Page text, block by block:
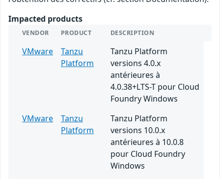
Impacted products
VENDOR PRODUCT DESCRIPTION
VMware
Tanzu
Platform
Tanzu Platform
versions 4.0.x
antérieures à
4.0.38+LTS-T pour Cloud
Foundry Windows
VMware
Tanzu
Platform
Tanzu Platform
versions 10.0.x
antérieures à 10.0.8
pour Cloud Foundry
Windows